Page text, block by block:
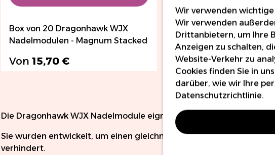
Box von 20 Dragonhawk WJX
Nadelmodulen - Magnum Stacked
Von 15,70 €
Box von 20
Nadelmodulen -
Von 23,79 €
Die Dragonhawk WJX Nadelmodule eignen sich sowohl für
Sie wurden entwickelt, um einen gleichmäßigen Pigmenteintrag
verhindert.
Wir verwenden
Wir verwenden
Drittanbietern, um Ihre
Anzeigen zu schalten,
Website-Verkehr zu
Cookies finden Sie in
darüber, wie wir Ihre
Datenschutzrichtlinie.